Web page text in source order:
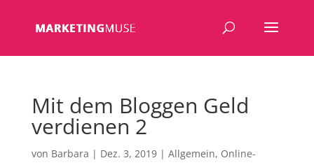
Mit dem Bloggen Geld
verdienen 2
von Barbara | Dez. 3, 2019| Allgemein, Online-